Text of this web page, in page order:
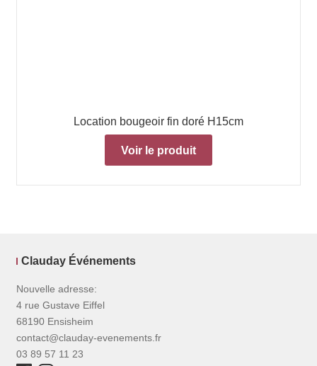
Location bougeoir fin doré H15cm
Voir le produit
Clauday Événements
Nouvelle adresse:
4 rue Gustave Eiffel
68190 Ensisheim
contact@clauday-evenements.fr
03 89 57 11 23